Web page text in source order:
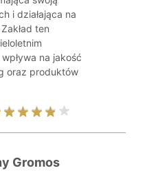
i działająca na
ten
na jakość
oraz produktów
Gromos